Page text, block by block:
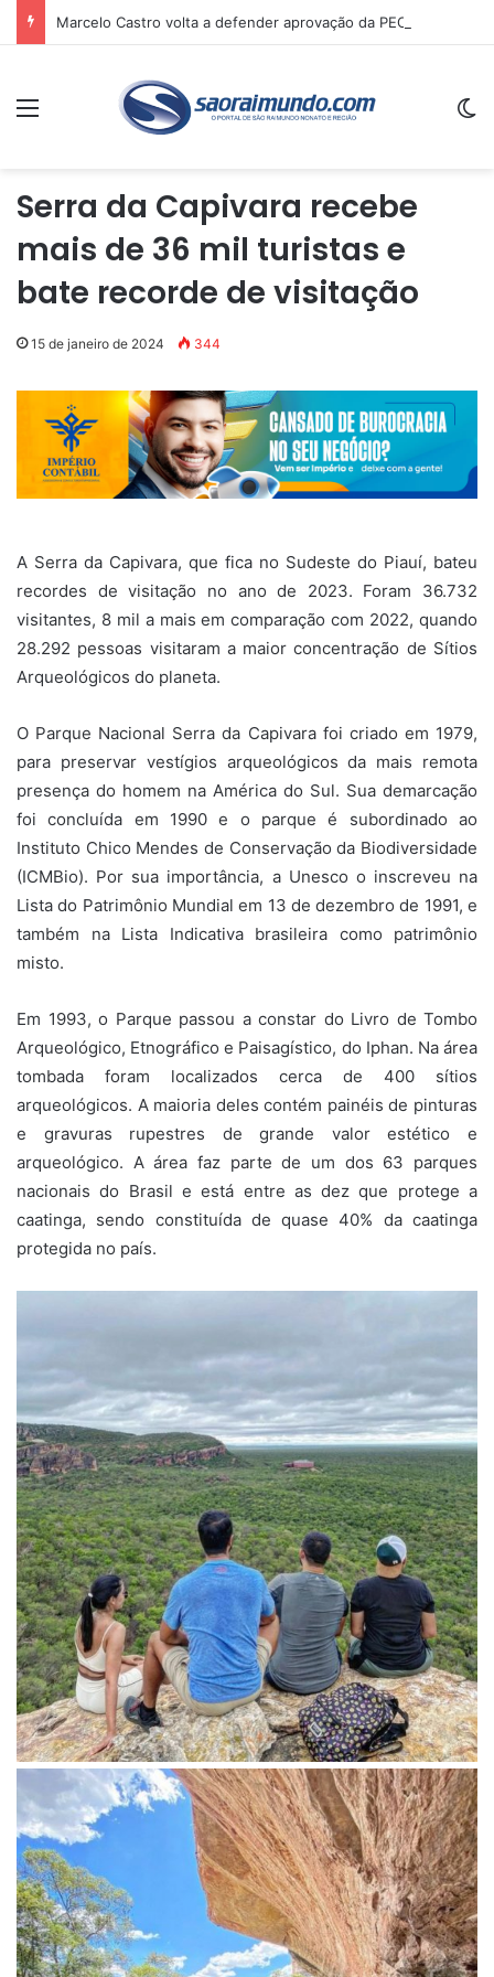
Menu
Serra da Capivara recebe
mais de 36 mil turistas e
bate recorde de visitação
15 de janeiro de 2024 344
A Serra da Capivara, que fica no Sudeste do Piauí, bateu
recordes de visitação no ano de 2023. Foram 36.732
visitantes, 8 mil a mais em comparação com 2022, quando
28.292 pessoas visitaram a maior concentração de Sítios
Arqueológicos do planeta.
O Parque Nacional Serra da Capivara foi criado em 1979,
para preservar vestígios arqueológicos da mais remota
presença do homem na América do Sul. Sua demarcação
foi concluída em 1990 e o parque é subordinado ao
Instituto Chico Mendes de Conservação da Biodiversidade
(ICMBio). Por sua importância, a Unesco o inscreveu na
Lista do Patrimônio Mundial em 13 de dezembro de 1991, e
também na Lista Indicativa brasileira como patrimônio
misto.
Em 1993, o Parque passou a constar do Livro de Tombo
Arqueológico, Etnográfico e Paisagístico, do Iphan. Na área
tombada foram localizados cerca de 400 sítios
arqueológicos. A maioria deles contém painéis de pinturas
e gravuras rupestres de grande valor estético e
arqueológico. A área faz parte de um dos 63 parques
nacionais do Brasil e está entre as dez que protege a
caatinga, sendo constituída de quase 40% da caatinga
protegida no país.